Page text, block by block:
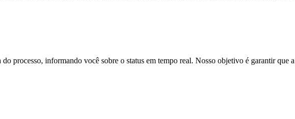
processo, informando você sobre o status em tempo real. Nosso objetivo é garantir que a